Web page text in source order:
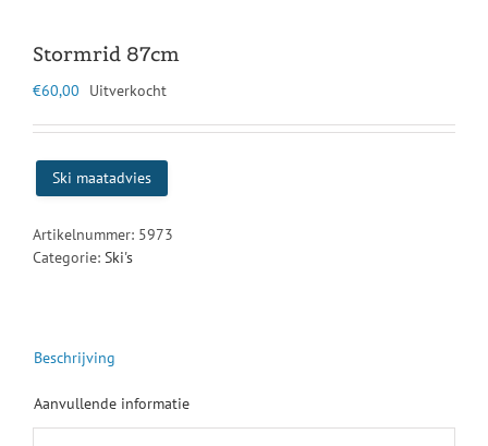
Stormrid 87cm
€60,00 Uitverkocht
Ski maatadvies
Artikelnummer: 5973
Categorie: Ski's
Beschrijving
Aanvullende informatie